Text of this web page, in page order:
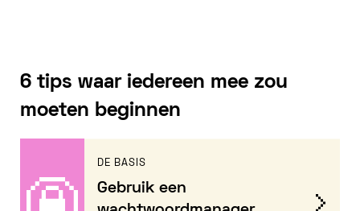
6 tips waar iedereen mee zou
moeten beginnen
DE BASIS
Gebruik een